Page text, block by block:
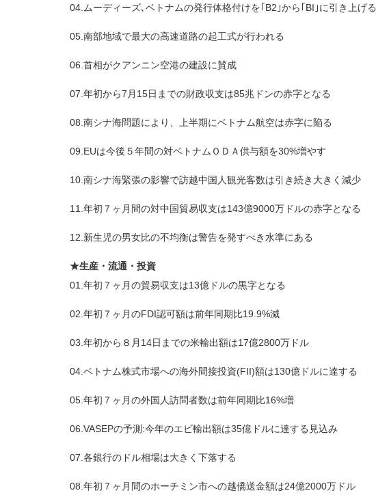
04.ムーディーズ､ベトナムの発行体格付けを｢B2｣から｢BI｣に引き上げる
05.南部地域で最大の高速道路の起工式が行われる
06.首相がクアンニン空港の建設に賛成
07.年初から7月15日までの財政収支は85兆ドンの赤字となる
08.南シナ海問題により、上半期にベトナム航空は赤字に陥る
09.EUは今後５年間の対ベトナムＯＤＡ供与額を30%増やす
10.南シナ海緊張の影響で訪越中国人観光客数は引き続き大きく減少
11.年初７ヶ月間の対中国貿易収支は143億9000万ドルの赤字となる
12.新生児の男女比の不均衡は警告を発すべき水準にある
★生産・流通・投資
01.年初７ヶ月の貿易収支は13億ドルの黒字となる
02.年初７ヶ月のFDI認可額は前年同期比19.9%減
03.年初から８月14日までの米輸出額は17億2800万ドル
04.ベトナム株式市場への海外間接投資(FII)額は130億ドルに達する
05.年初７ヶ月の外国人訪問者数は前年同期比16%増
06.VASEPの予測:今年のエビ輸出額は35億ドルに達する見込み
07.各銀行のドル相場は大きく下落する
08.年初７ヶ月間のホーチミン市への越僑送金額は24億2000万ドル